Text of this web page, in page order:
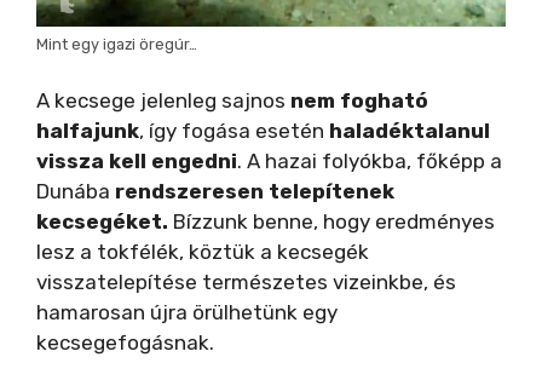
Mint egy igazi öregúr…
A kecsege jelenleg sajnos nem fogható
halfajunk, így fogása esetén haladéktalanul
vissza kell engedni. A hazai folyókba, főképp a
Dunába rendszeresen telepítenek
kecsegéket. Bízzunk benne, hogy eredményes
lesz a tokfélék, köztük a kecsegék
visszatelepítése természetes vizeinkbe, és
hamarosan újra örülhetünk egy
kecsegefogásnak.